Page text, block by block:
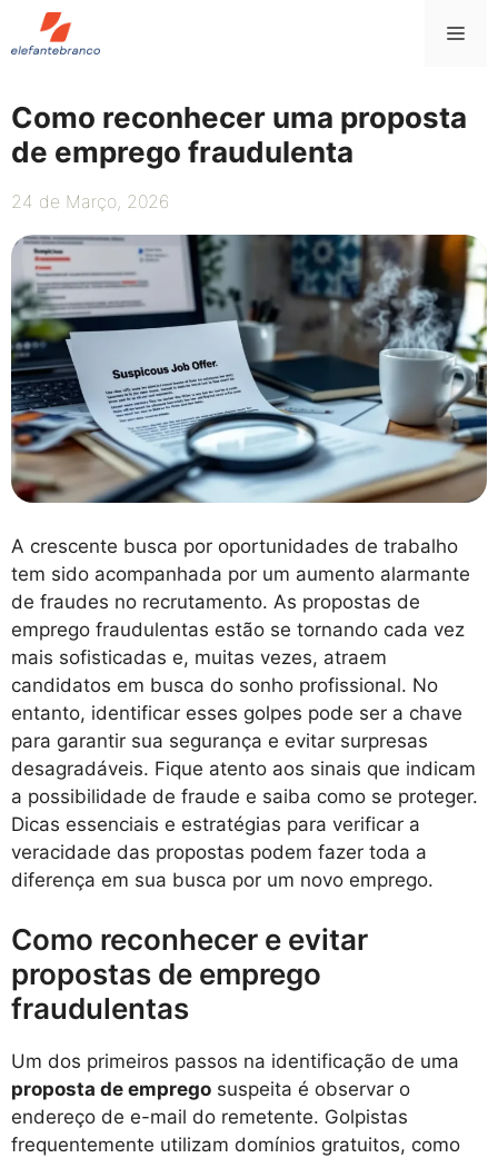
Saltar
para
Como reconhecer uma proposta
de emprego fraudulenta
24 de Março, 2026
A crescente busca por oportunidades de trabalho
tem sido acompanhada por um aumento alarmante
de fraudes no recrutamento. As propostas de
emprego fraudulentas estão se tornando cada vez
mais sofisticadas e, muitas vezes, atraem
candidatos em busca do sonho profissional. No
entanto, identificar esses golpes pode ser a chave
para garantir sua segurança e evitar surpresas
desagradáveis. Fique atento aos sinais que indicam
a possibilidade de fraude e saiba como se proteger.
Dicas essenciais e estratégias para verificar a
veracidade das propostas podem fazer toda a
diferença em sua busca por um novo emprego.
Como reconhecer e evitar
propostas de emprego
fraudulentas
Um dos primeiros passos na identificação de uma
proposta de emprego suspeita é observar o
endereço de e-mail do remetente. Golpistas
frequentemente utilizam domínios gratuitos, como